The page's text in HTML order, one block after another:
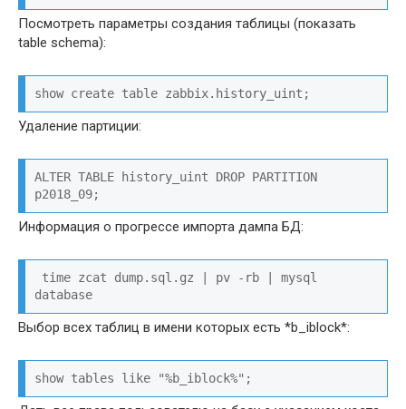
Посмотреть параметры создания таблицы (показать
table schema):
show create table zabbix.history_uint;
Удаление партиции:
ALTER TABLE history_uint DROP PARTITION
p2018_09;
Информация о прогрессе импорта дампа БД:
database
Выбор всех таблиц в имени которых есть *b_iblock*:
show tables like "%b_iblock%";